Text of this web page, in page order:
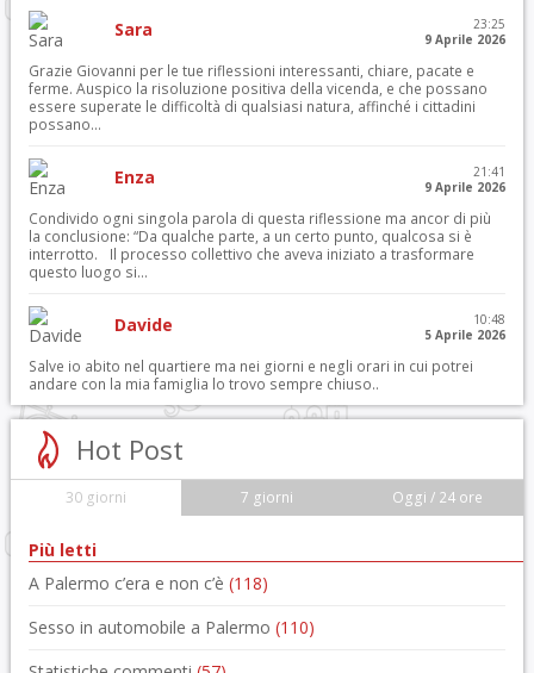
Sara
23:25
9 Aprile 2026
Grazie Giovanni per le tue riflessioni interessanti, chiare, pacate e
ferme. Auspico la risoluzione positiva della vicenda, e che possano
essere superate le difficoltà di qualsiasi natura, affinché i cittadini
possano...
Enza
21:41
9 Aprile 2026
Condivido ogni singola parola di questa riflessione ma ancor di più
la conclusione: “Da qualche parte, a un certo punto, qualcosa si è
interrotto. Il processo collettivo che aveva iniziato a trasformare
questo luogo si...
Davide
10:48
5 Aprile 2026
Salve io abito nel quartiere ma nei giorni e negli orari in cui potrei
andare con la mia famiglia lo trovo sempre chiuso..
Hot Post
30 giorni 7 giorni Oggi / 24 ore
Più letti
A Palermo c’era e non c’è (118)
Sesso in automobile a Palermo (110)